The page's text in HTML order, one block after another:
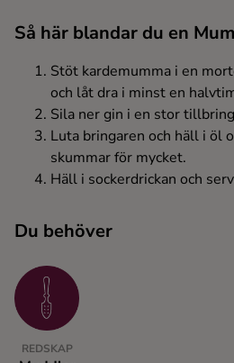
Så här blandar du en
Stöt kardemumma i en
och låt dra i minst en
Sila ner gin i en stor
Luta bringaren och häll i öl
skummar för mycket.
Häll i sockerdrickan och
Du behöver
REDSKAP